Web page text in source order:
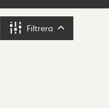
Filtrera Filtrera